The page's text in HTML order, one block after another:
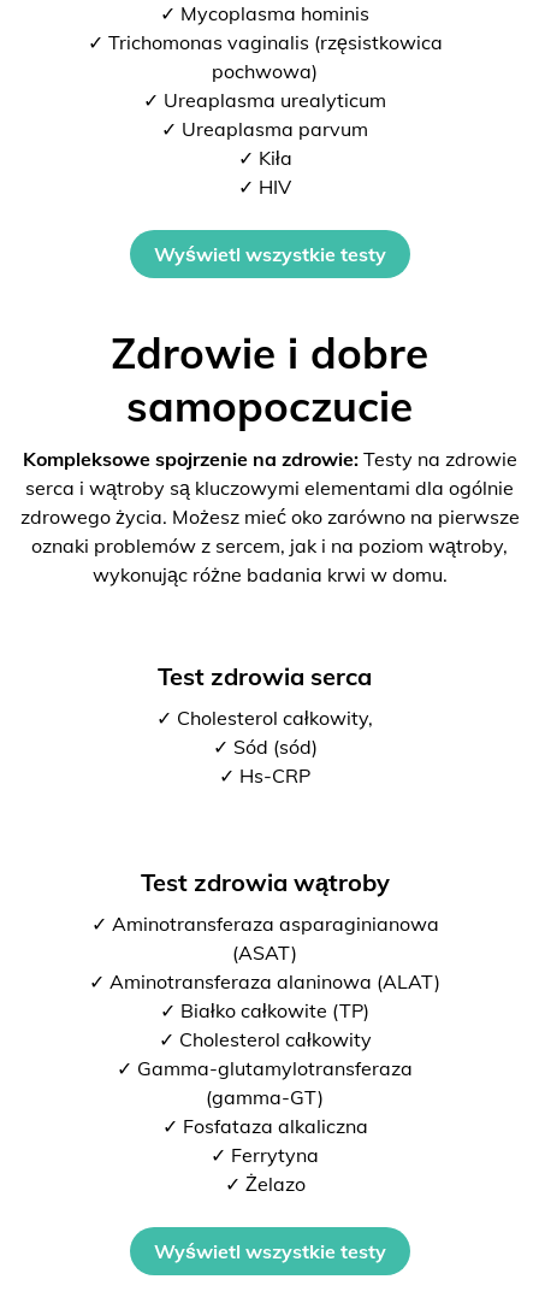
✓ Mycoplasma hominis
✓ Trichomonas vaginalis (rzęsistkowica
pochwowa)
✓ Ureaplasma urealyticum
✓ Ureaplasma parvum
✓ Kiła
✓ HIV
Wyświetl wszystkie testy
Zdrowie i dobre
samopoczucie
Kompleksowe spojrzenie na zdrowie:Testy na zdrowie
serca i wątroby są kluczowymi elementami dla ogólnie
zdrowego życia. Możesz mieć oko zarówno na pierwsze
oznaki problemów z sercem, jak i na poziom wątroby,
wykonując różne badania krwi w domu.
Test zdrowia serca
✓ Cholesterol całkowity,
✓ Sód (sód)
✓ Hs-CRP
Test zdrowia wątroby
✓ Aminotransferaza asparaginianowa
(ASAT)
✓ Aminotransferaza alaninowa (ALAT)
✓ Białko całkowite (TP)
✓ Cholesterol całkowity
✓ Gamma-glutamylotransferaza
(gamma-GT)
✓ Fosfataza alkaliczna
✓ Ferrytyna
✓ Żelazo
Wyświetl wszystkie testy